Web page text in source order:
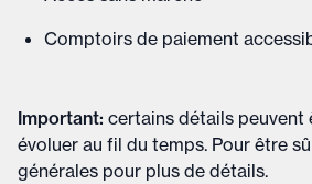
Comptoirs de paiement
Important: certains détails peuvent
évoluer au fil du temps. Pour être
générales pour plus de détails.